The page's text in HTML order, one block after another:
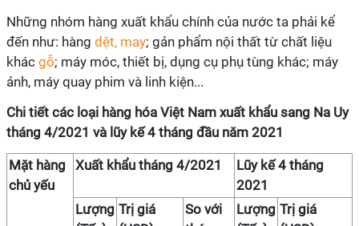
Những nhóm hàng xuất khẩu chính của nước ta phải kể
đến như: hàng dệt, may; gản phẩm nội thất từ chất liệu
khác gỗ; máy móc, thiết bị, dụng cụ phụ tùng khác; máy
ảnh, máy quay phim và linh kiện...
Chi tiết các loại hàng hóa Việt Nam xuất khẩu sang Na Uy
tháng 4/2021 và lũy kế 4 tháng đầu năm 2021
Mặt hàng
chủ yếu
Xuất khẩu tháng 4/2021
Lũy kế 4 tháng
2021
Lượng Trị giá
So với
Lượng Trị giá